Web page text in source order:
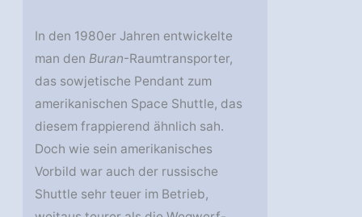
In den 1980er Jahren entwickelte
man denBuran-Raumtransporter,
das sowjetische Pendant zum
amerikanischen Space Shuttle, das
diesem frappierend ähnlich sah.
Doch wie sein amerikanisches
Vorbild war auch der russische
Shuttle sehr teuer im Betrieb,